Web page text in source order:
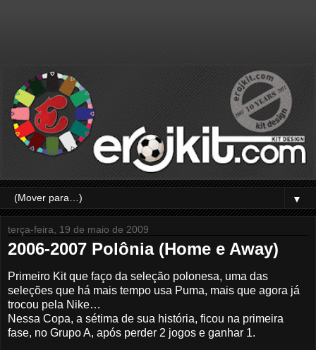
▼
terça-feira, 19 de maio de 2009
2006-2007 Polônia (Home e Away)
Primeiro Kit que faço da seleção polonesa, uma das
seleções que há mais tempo usa Puma, mais que agora já
trocou pela Nike…
Nessa Copa, a sétima de sua história, ficou na primeira
fase, no Grupo A, após perder 2 jogos e ganhar 1.